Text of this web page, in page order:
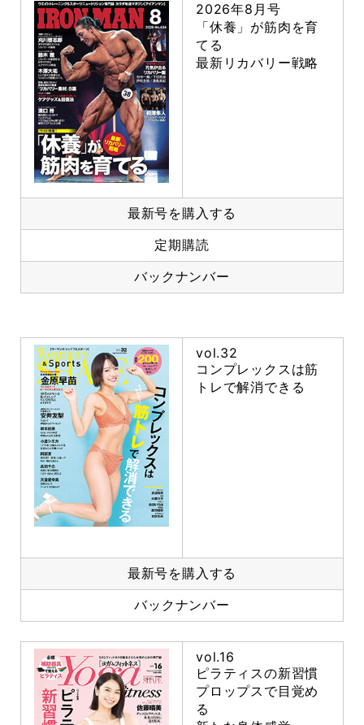
2026年8月号
「休養」が筋肉を育
てる
最新リカバリー戦略
最新号を購入する
定期購読
バックナンバー
vol.32
コンプレックスは筋
トレで解消できる
最新号を購入する
バックナンバー
vol.16
ピラティスの新習慣
プロップスで目覚め
る